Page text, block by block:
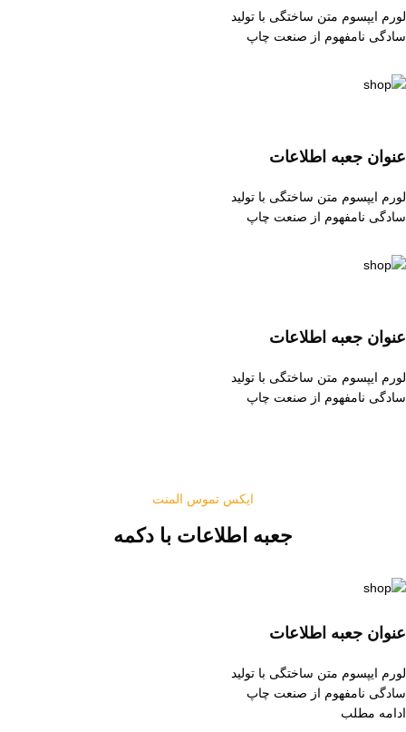
لورم ایپسوم متن ساختگی با تولید
سادگی نامفهوم از صنعت چاپ
عنوان جعبه اطلاعات
لورم ایپسوم متن ساختگی با تولید
سادگی نامفهوم از صنعت چاپ
عنوان جعبه اطلاعات
لورم ایپسوم متن ساختگی با تولید
سادگی نامفهوم از صنعت چاپ
ایکس تموس المنت
جعبه اطلاعات با دکمه
عنوان جعبه اطلاعات
لورم ایپسوم متن ساختگی با تولید
سادگی نامفهوم از صنعت چاپ
ادامه مطلب